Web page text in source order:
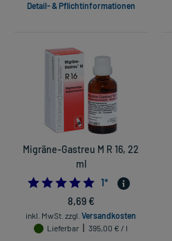
Detail- & Pflichtinformationen
Migräne-Gastreu M R 16, 22
ml
5.0
1*
8,69 €
inkl. MwSt. zzgl. Versandkosten
Lieferbar
395,00 € / l